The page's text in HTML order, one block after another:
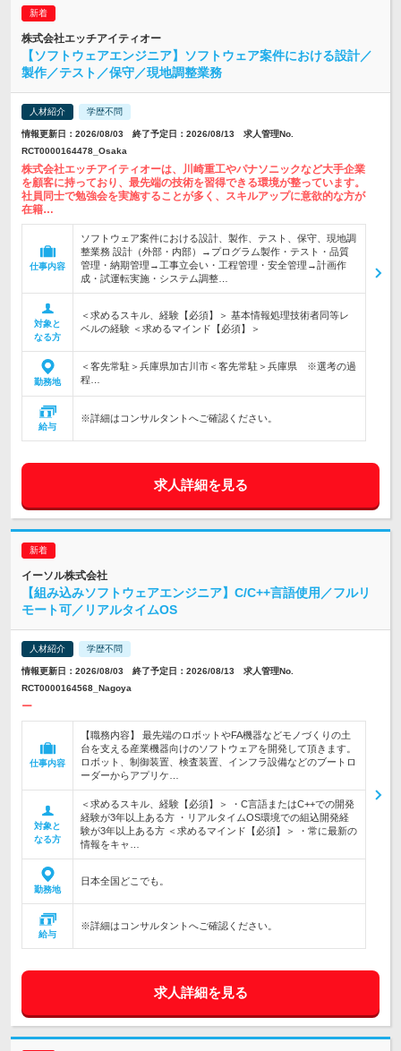
株式会社エッチアイティオー
【ソフトウェアエンジニア】ソフトウェア案件における設計／
製作／テスト／保守／現地調整業務
人材紹介 学歴不問
情報更新日：2026/08/03 終了予定日：2026/08/13 求人管理No.
RCT0000164478_Osaka
株式会社エッチアイティオーは、川崎重工やパナソニックなど大手企業
を顧客に持っており、最先端の技術を習得できる環境が整っています。
社員同士で勉強会を実施することが多く、スキルアップに意欲的な方が
在籍…
仕事内容
ソフトウェア案件における設計、製作、テスト、保守、現地調
整業務 設計（外部・内部）→プログラム製作・テスト・品質
管理・納期管理→工事立会い・工程管理・安全管理→計画作
成・試運転実施・システム調整…
対象と
なる方
＜求めるスキル、経験【必須】＞ 基本情報処理技術者同等レ
ベルの経験 ＜求めるマインド【必須】＞
勤務地
＜客先常駐＞兵庫県加古川市＜客先常駐＞兵庫県 ※選考の過
程…
給与
※詳細はコンサルタントへご確認ください。
求人詳細を見る
イーソル株式会社
【組み込みソフトウェアエンジニア】C/C++言語使用／フルリ
モート可／リアルタイムOS
人材紹介 学歴不問
情報更新日：2026/08/03 終了予定日：2026/08/13 求人管理No.
RCT0000164568_Nagoya
ー
仕事内容
【職務内容】 最先端のロボットやFA機器などモノづくりの土
台を支える産業機器向けのソフトウェアを開発して頂きます。
ロボット、制御装置、検査装置、インフラ設備などのブートロ
ーダーからアプリケ…
対象と
なる方
＜求めるスキル、経験【必須】＞ ・C言語またはC++での開発
経験が3年以上ある方 ・リアルタイムOS環境での組込開発経
験が3年以上ある方 ＜求めるマインド【必須】＞ ・常に最新の
情報をキャ…
勤務地
日本全国どこでも。
給与
※詳細はコンサルタントへご確認ください。
求人詳細を見る